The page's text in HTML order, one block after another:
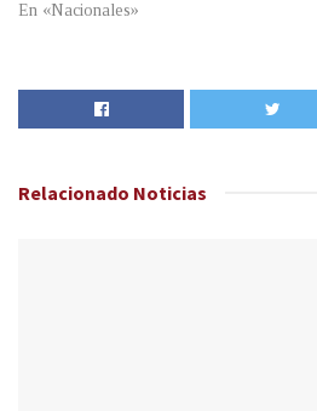
En «Nacionales»
Relacionado Noticias